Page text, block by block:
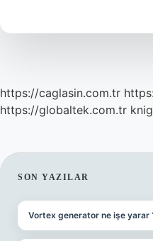
https://caglasin.com.tr
https://globaltek.com.tr
SIDEBAR
SON YAZILAR
Vortex generator ne işe yarar